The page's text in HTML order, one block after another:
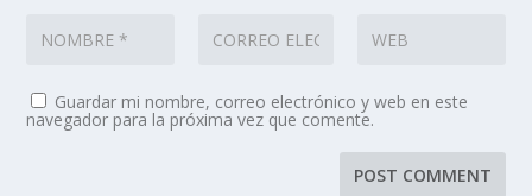
Guardar mi nombre, correo electrónico y web en este
navegador para la próxima vez que comente.